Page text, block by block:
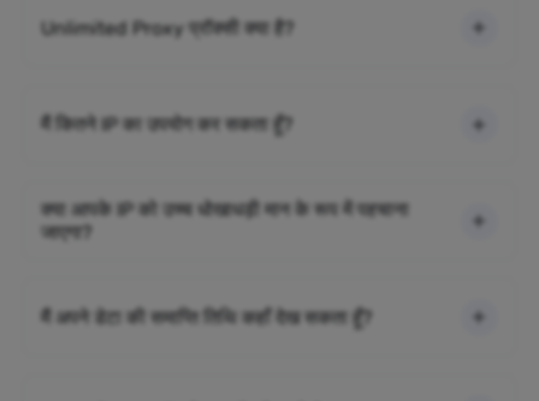
Unlimited Proxy प्रॉक्सी क्या है?
मैं कितने IP का उपयोग कर सकता हूँ?
क्या आपके IP को उच्च धोखाधड़ी मान के रूप में पहचाना
जाएगा?
मैं अपने डेटा की समाप्ति तिथि कहाँ देख सकता हूँ?